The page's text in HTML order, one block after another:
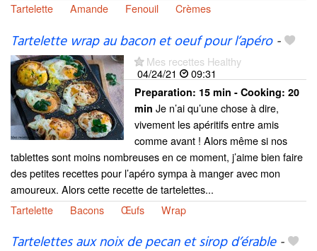
Tartelette
Amande Fenouil Crèmes
Tartelette wrap au bacon et oeuf pour l’apéro-
Mes recettes Healthy
04/24/21
09:31
Preparation: 15 min - Cooking: 20
min Je n’ai qu’une chose à dire,
vivement les apéritifs entre amis
comme avant ! Alors même si nos
tablettes sont moins nombreuses en ce moment, j’aime bien faire
des petites recettes pour l’apéro sympa à manger avec mon
amoureux. Alors cette recette de tartelettes...
Tartelette
Bacons Œufs Wrap
Tartelettes aux noix de pecan et sirop d’érable-